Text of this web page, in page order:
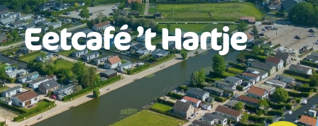
Eetcafé ’t Hartje